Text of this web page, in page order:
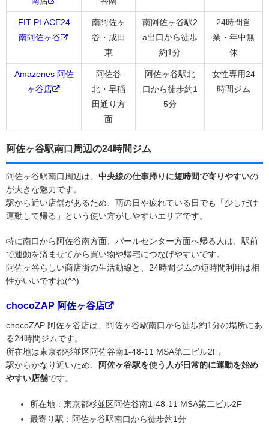
FIT PLACE24
南阿佐ヶ谷
南阿佐ヶ
谷・成田
東
南阿佐ヶ谷駅2
a出口から徒歩
約1分
24時間営
業・年中無
休
Amazones 阿佐
ヶ谷店
阿佐谷
北・早稲
田通り方
面
阿佐ヶ谷駅北
口から徒歩約1
5分
女性専用24
時間ジム
阿佐ヶ谷駅南口周辺の24時間ジム
阿佐ヶ谷駅南口周辺は、 中央線の仕事帰りに短時間で寄りやすいの
が大きな魅力です。
駅から近い店舗があるため、雨の日や疲れている日でも「少しだけ
運動して帰る」という使い方がしやすいエリアです。
特に南口から阿佐谷南方面、パールセンター方面へ帰る人は、駅前
で運動を済ませてから買い物や帰宅につなげやすいです。
阿佐ヶ谷らしい商店街の生活動線と、24時間ジムの短時間利用は相
性がいいですね(^^)
chocoZAP 阿佐ヶ谷店
chocoZAP 阿佐ヶ谷店は、阿佐ヶ谷駅南口から徒歩約1分の場所にあ
る24時間ジムです。
所在地は東京都杉並区阿佐谷南1-48-11 MSA第二ビル2F。
駅からかなり近いため、
阿佐ヶ谷駅を使う人が日常的に運動を始め
やすい店舗です。
所在地：東京都杉並区阿佐谷南1-48-11 MSA第二ビル2F
最寄り駅：阿佐ヶ谷駅南口から徒歩約1分